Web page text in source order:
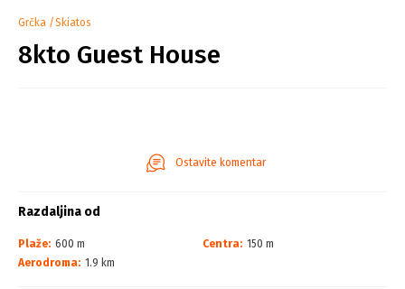
Grčka Skiatos
8kto Guest House
Ostavite komentar
Razdaljina od
Plaže: 600 m Centra: 150 m
Aerodroma: 1.9 km